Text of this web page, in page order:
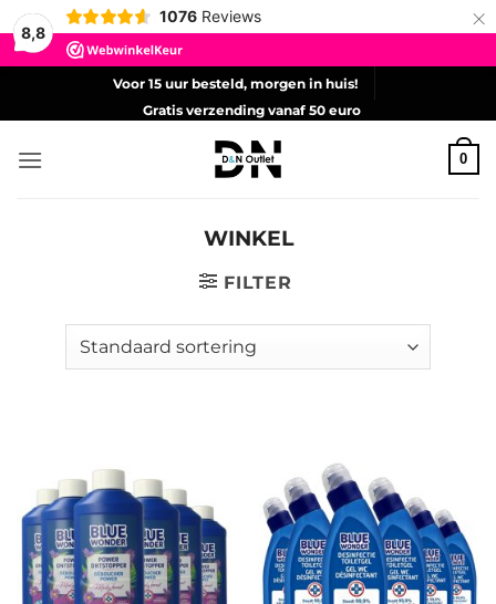
8,8
1076 Reviews ×
Voor 15 uur besteld, morgen in huis!
Gratis verzending vanaf 50 euro
0
WINKEL
FILTER